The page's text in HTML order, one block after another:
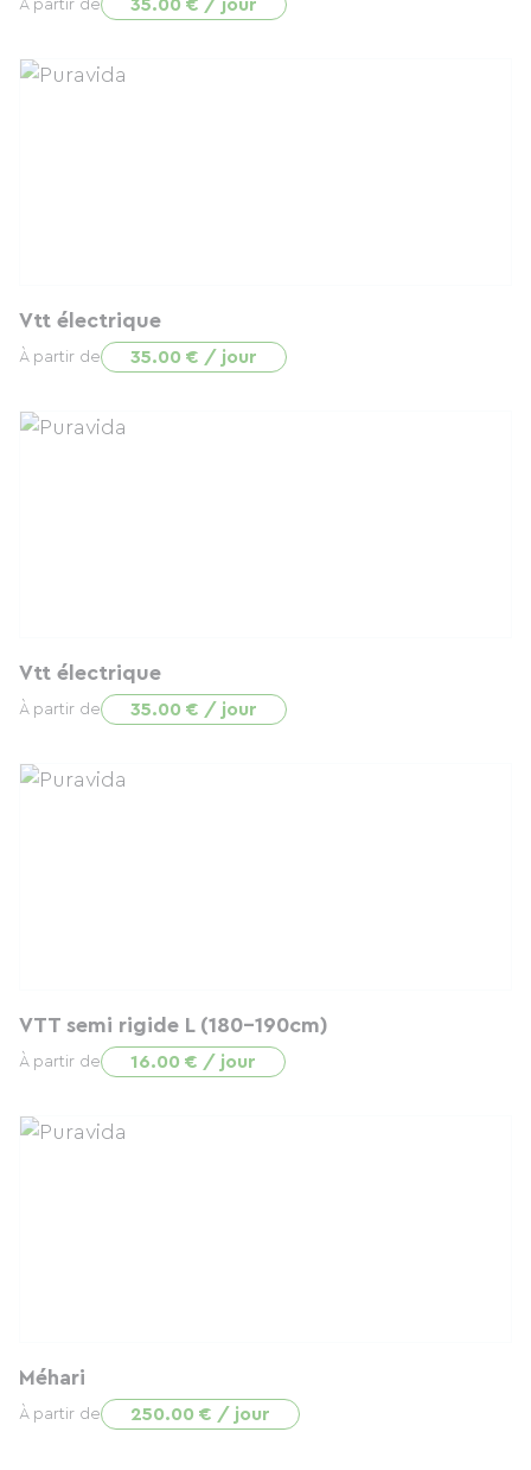
À partir de 35.00 € / jour
Vtt électrique
À partir de 35.00 € / jour
Vtt électrique
À partir de 35.00 € / jour
VTT semi rigide L (180-190cm)
À partir de 16.00 € / jour
Méhari
À partir de 250.00 € / jour